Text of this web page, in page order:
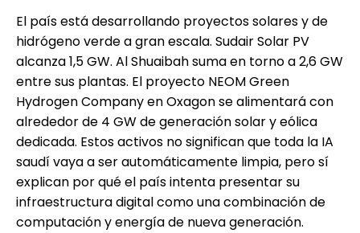
El país está desarrollando proyectos solares y de
hidrógeno verde a gran escala. Sudair Solar PV
alcanza 1,5 GW. Al Shuaibah suma en torno a 2,6 GW
entre sus plantas. El proyecto NEOM Green
Hydrogen Company en Oxagon se alimentará con
alrededor de 4 GW de generación solar y eólica
dedicada. Estos activos no significan que toda la IA
saudí vaya a ser automáticamente limpia, pero sí
explican por qué el país intenta presentar su
infraestructura digital como una combinación de
computación y energía de nueva generación.